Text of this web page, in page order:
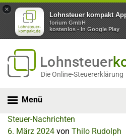
×
Lohnsteuer kompakt
forium GmbH
kostenlos - In Google Play
Lohnsteuer
Die Online-Steuererklärung
Menü
Steuer-Nachrichten
6. März 2024 von Thilo Rudolph